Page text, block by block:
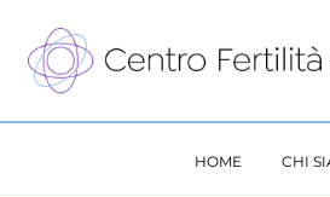
contenuto
HOME CHI